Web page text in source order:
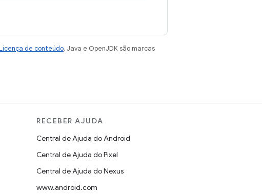
de conteúdo. Java e OpenJDK são marcas
RECEBER AJUDA
Central de Ajuda do Android
Central de Ajuda do Pixel
Central de Ajuda do Nexus
www.android.com